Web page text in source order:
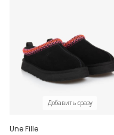
Добавить сразу
Une Fille